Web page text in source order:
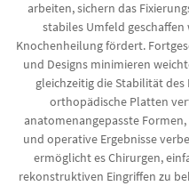
arbeiten, sichern das
stabiles Umfeld
Knochenheilung fördert.
und Designs minimieren
gleichzeitig die Stabilität
orthopädische Platten
anatomenangepasste
und operative Ergebnisse
ermöglicht es Chirurgen,
rekonstruktiven Eingriffen zu